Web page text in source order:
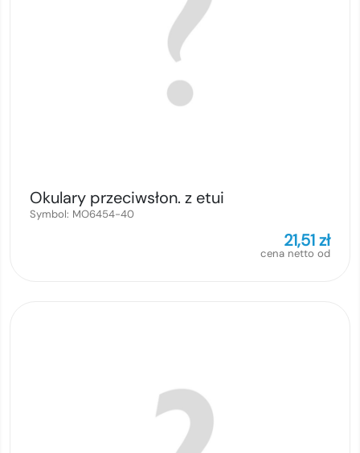
Okulary przeciwsłon. z etui
Symbol: MO6454-40
21,51zł
cena netto od